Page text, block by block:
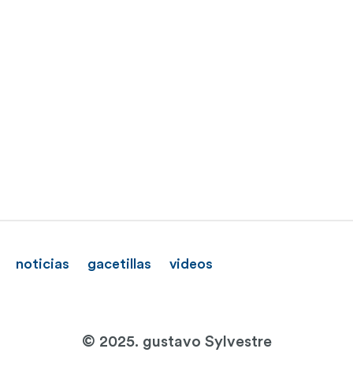
noticias gacetillas videos
© 2025. gustavo Sylvestre